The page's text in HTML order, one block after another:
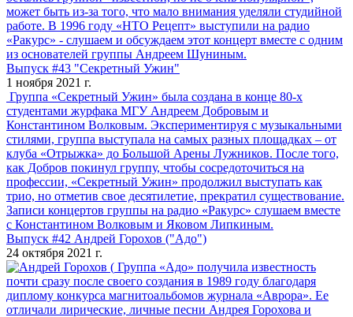
может быть из-за того, что мало внимания уделяли студийной
работе. В 1996 году «НТО Рецепт» выступили на радио
«Ракурс» - слушаем и обсуждаем этот концерт вместе с одним
из основателей группы Андреем Шуниным.
Выпуск #43 "Секретный Ужин"
1 ноября 2021 г.
Группа «Секретный Ужин» была создана в конце 80-х
студентами журфака МГУ Андреем Добровым и
Константином Волковым. Экспериментируя с музыкальными
стилями, группа выступала на самых разных площадках – от
клуба «Отрыжка» до Большой Арены Лужников. После того,
как Добров покинул группу, чтобы сосредоточиться на
профессии, «Секретный Ужин» продолжил выступать как
трио, но отметив свое десятилетие, прекратил существование.
Записи концертов группы на радио «Ракурс» слушаем вместе
с Константином Волковым и Яковом Липкиным.
Выпуск #42 Андрей Горохов ("Адо")
24 октября 2021 г.
Группа «Адо» получила известность
почти сразу после своего создания в 1989 году благодаря
диплому конкурса магнитоальбомов журнала «Аврора». Ее
отличали лирические, личные песни Андрея Горохова и